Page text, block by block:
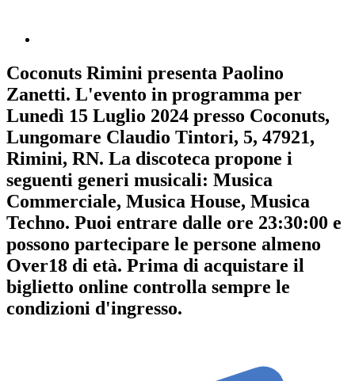
Coconuts Rimini presenta Paolino
Zanetti. L'evento in programma per
Lunedì 15 Luglio 2024 presso Coconuts,
Lungomare Claudio Tintori, 5, 47921,
Rimini, RN. La discoteca propone i
seguenti generi musicali: Musica
Commerciale, Musica House, Musica
Techno. Puoi entrare dalle ore 23:30:00 e
possono partecipare le persone almeno
Over18 di età. Prima di acquistare il
biglietto online controlla sempre le
condizioni d'ingresso.